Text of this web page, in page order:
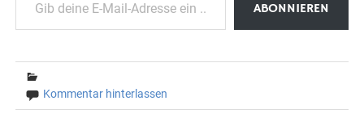
ABONNIEREN
Kommentar hinterlassen